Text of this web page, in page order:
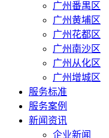
广州番禺区
广州黄埔区
广州花都区
广州南沙区
广州从化区
广州增城区
服务标准
服务案例
新闻资讯
企业新闻